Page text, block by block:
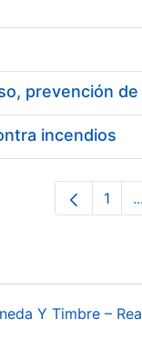
incendios
1 ...
Y Timbre –